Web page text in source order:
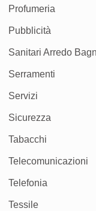
Profumeria
Pubblicità
Sanitari Arredo
Serramenti
Servizi
Sicurezza
Tabacchi
Telecomunicazioni
Telefonia
Tessile